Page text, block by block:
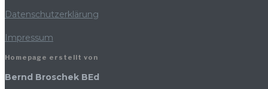
Datenschutzerklärung
Impressum
Homepage erstellt von
Bernd Broschek BEd